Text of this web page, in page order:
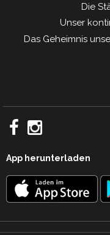
Die
Unser
Das Geheimnis
App herunterladen